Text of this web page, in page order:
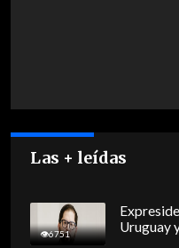
Las + leídas
6751
Uruguay